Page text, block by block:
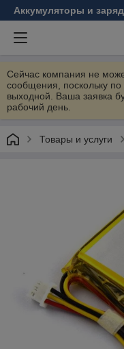
Аккумуляторы и
Сейчас компания не
сообщения, поскольку
выходной. Ваша заявка
рабочий день.
Товары и услуги